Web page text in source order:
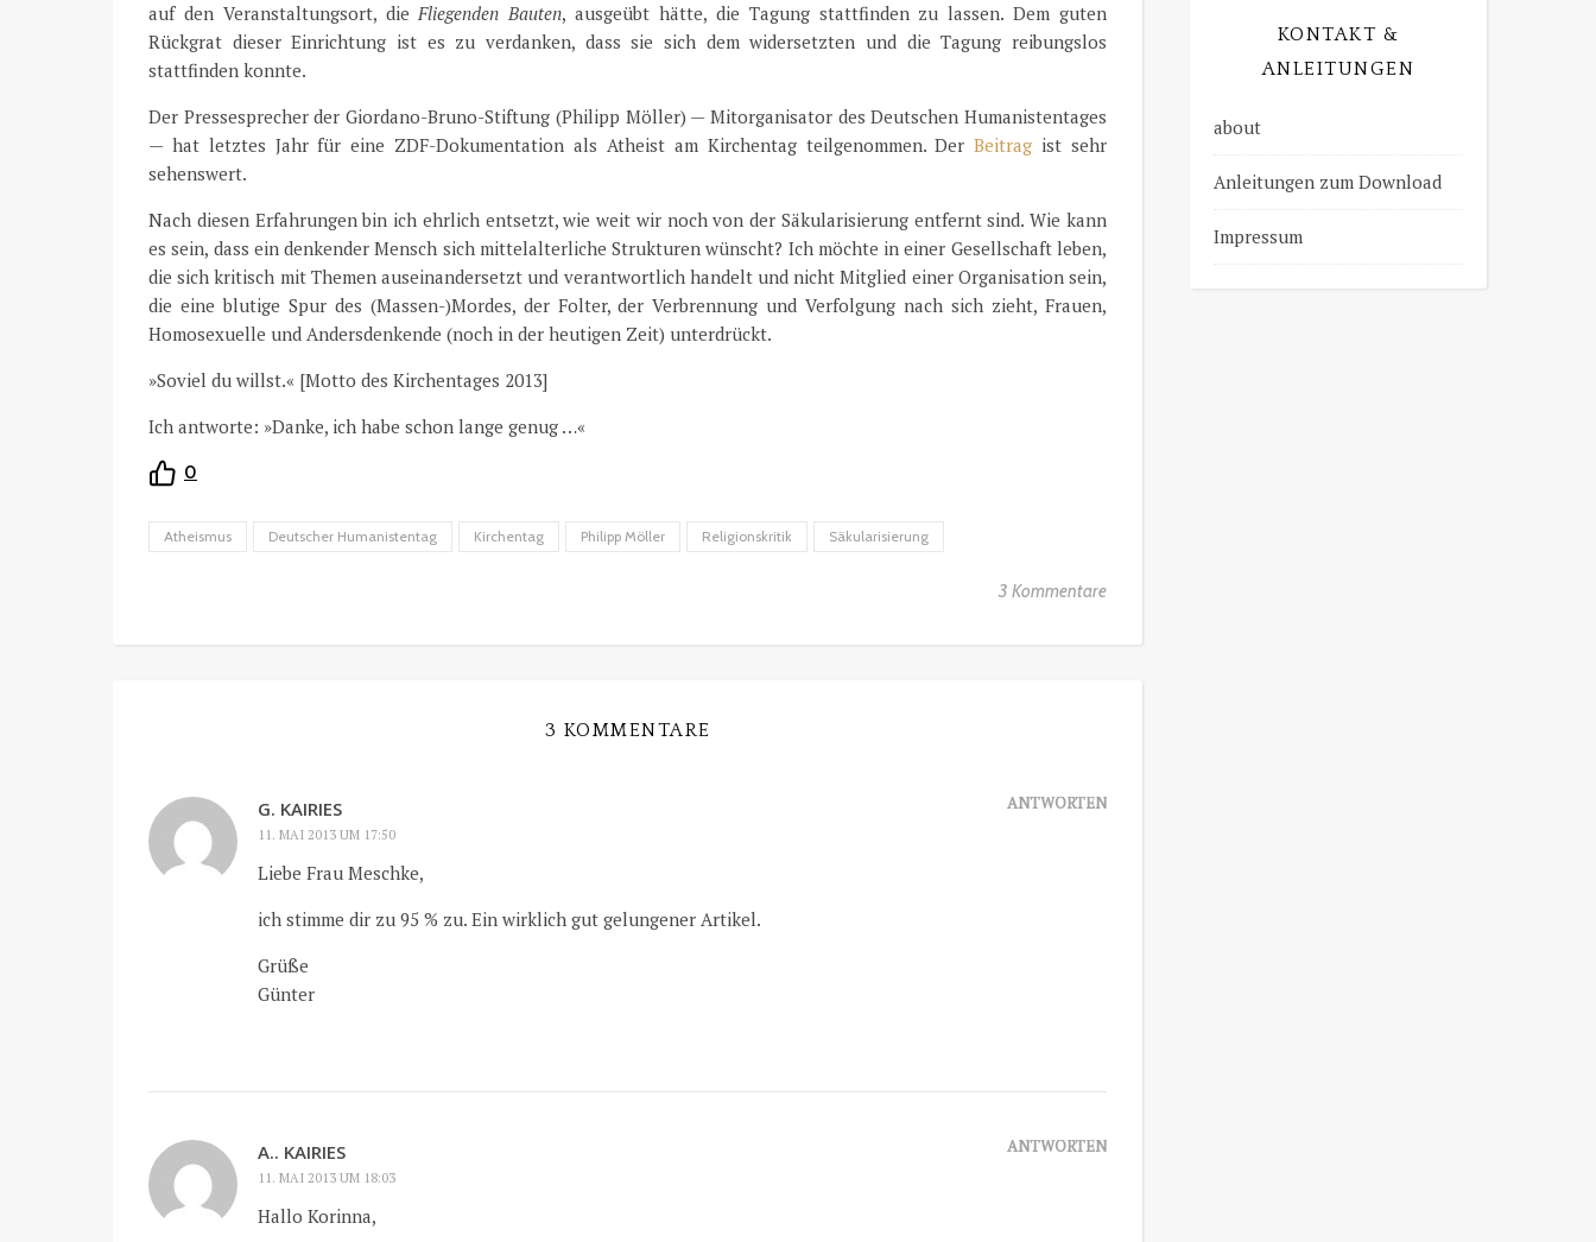
auf den Veranstaltungsort, dieFliegenden Bauten, ausgeübt hätte, die Tagung stattfinden zu lassen. Dem guten
Rückgrat dieser Einrichtung ist es zu verdanken, dass sie sich dem widersetzten und die Tagung reibungslos
stattfinden konnte.
Der Pressesprecher der Giordano-Bruno-Stiftung (Philipp Möller) — Mitorganisator des Deutschen Humanistentages
— hat letztes Jahr für eine ZDF-Dokumentation als Atheist am Kirchentag teilgenommen. DerBeitrag ist sehr
sehenswert.
Nach diesen Erfahrungen bin ich ehrlich entsetzt, wie weit wir noch von der Säkularisierung entfernt sind. Wie kann
es sein, dass ein denkender Mensch sich mittelalterliche Strukturen wünscht? Ich möchte in einer Gesellschaft leben,
die sich kritisch mit Themen auseinandersetzt und verantwortlich handelt und nicht Mitglied einer Organisation sein,
die eine blutige Spur des (Massen-)Mordes, der Folter, der Verbrennung und Verfolgung nach sich zieht, Frauen,
Homosexuelle und Andersdenkende (noch in der heutigen Zeit) unterdrückt.
»Soviel du willst.« [Motto des Kirchentages 2013]
Ich antworte: »Danke, ich habe schon lange genug …«
0
Atheismus Deutscher Humanistentag Kirchentag Philipp Möller Religionskritik Säkularisierung
3 Kommentare
3 KOMMENTARE
G. KAIRIES
11. MAI 2013 UM 17:50
ANTWORTEN
Liebe Frau Meschke,
ich stimme dir zu 95 % zu. Ein wirklich gut gelungener Artikel.
Grüße
Günter
A.. KAIRIES
11. MAI 2013 UM 18:03
ANTWORTEN
Hallo Korinna,
KONTAKT &
ANLEITUNGEN
about
Anleitungen zum Download
Impressum